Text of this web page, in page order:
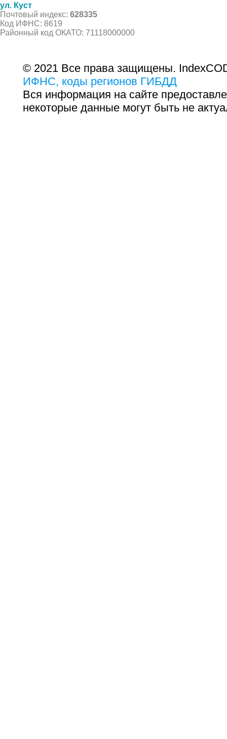
ул. Куст
Почтовый индекс: 628335
Код ИФНС: 8619
Районный код ОКАТО: 71118000000
© 2021 Все права защищены.
ИФНС, коды регионов ГИБДД
Вся информация на сайте
некоторые данные могут быть не